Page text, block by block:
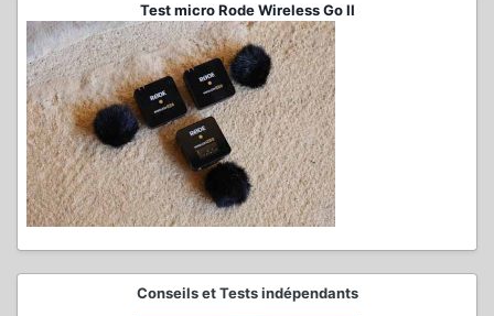
Test micro Rode Wireless Go II
Conseils et Tests indépendants